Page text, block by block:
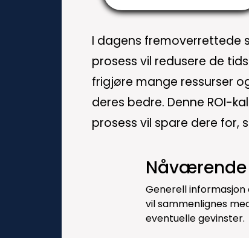
I dagens fremoverrettede
prosess vil redusere de
frigjøre mange ressurser
deres bedre. Denne ROI-
prosess vil spare dere for,
Generell
vil sammenlignes
eventuelle gevinster.